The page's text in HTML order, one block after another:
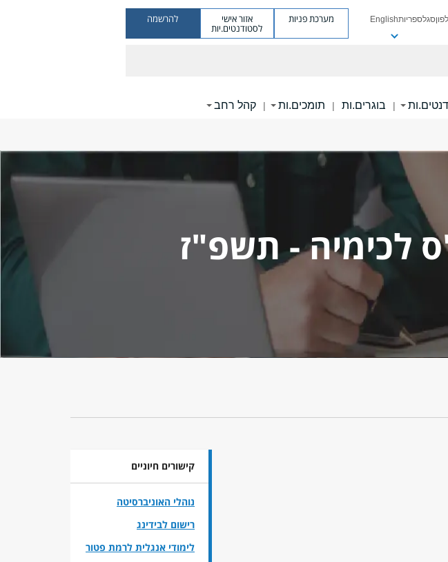
סגלספריותEnglish מערכת פניות אזור אישי
לסטודנטים.יות
להרשמה
| בוגרים.ות | תומכים.ות | קהל רחב
לכימיה - תשפ"ז
קישורים חיוניים
נוהלי האוניברסיטה
רישום לבידינג
לימודי אנגלית לרמת פטור